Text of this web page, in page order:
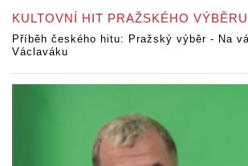
KULTOVNÍ HIT PRAŽSKÉHO VÝBĚRU
Příběh českého hitu: Pražský výběr - Na
Václaváku